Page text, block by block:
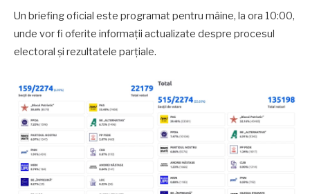
Un briefing oficial este programat pentru mâine, la ora 10:00,
unde vor fi oferite informații actualizate despre procesul
electoral și rezultatele parțiale.